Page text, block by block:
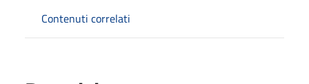
Contenuti correlati